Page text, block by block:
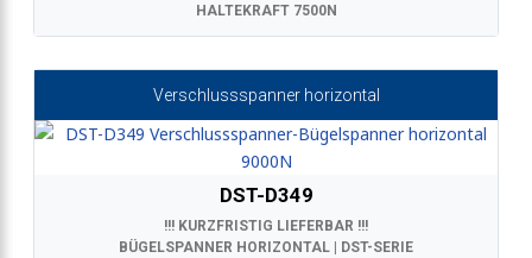
HALTEKRAFT 7500N
Verschlussspanner horizontal
DST-D349
!!! KURZFRISTIG LIEFERBAR !!!
BÜGELSPANNER HORIZONTAL | DST-SERIE